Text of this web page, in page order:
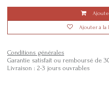
Ajouter à
Conditions générales
Garantie satisfait ou remboursé de
Livraison : 2-3 jours ouvrables